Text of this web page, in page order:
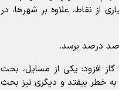
از نقاط، علاوه بر شهرها، در
صد درصد برسد.
افزود: یکی از مسایل، بحث
خطر بیفتد و دیگری نیز بحث